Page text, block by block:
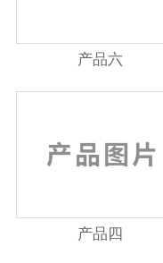
产品六
产品四